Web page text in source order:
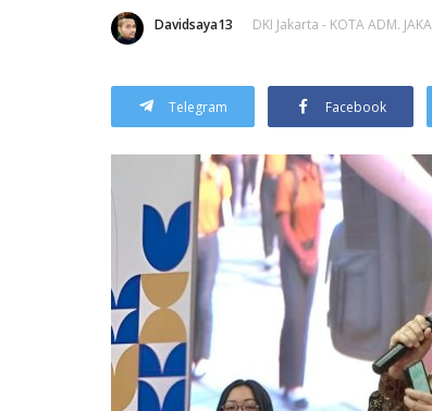
Davidsaya13 DKI Jakarta - KOTA ADM.
Telegram Facebook